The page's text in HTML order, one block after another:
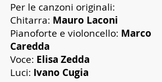
Per le canzoni originali:
Chitarra: Mauro Laconi
Pianoforte e violoncello: Marco
Caredda
Voce: Elisa Zedda
Luci: Ivano Cugia